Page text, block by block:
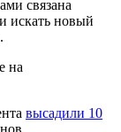
связана
искать новый
на
высадили 10